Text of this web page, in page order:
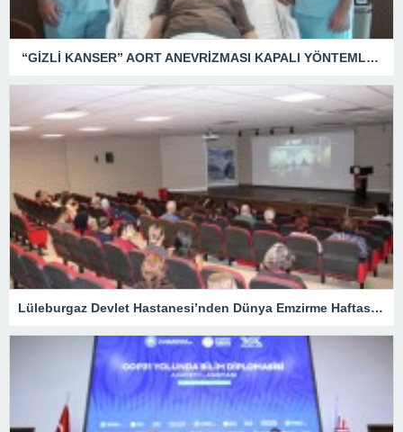
“GİZLİ KANSER” AORT ANEVRİZMASI KAPALI YÖNTEMLE TEDAVİ EDİLDİ
Lüleburgaz Devlet Hastanesi’nden Dünya Emzirme Haftası Katılımı